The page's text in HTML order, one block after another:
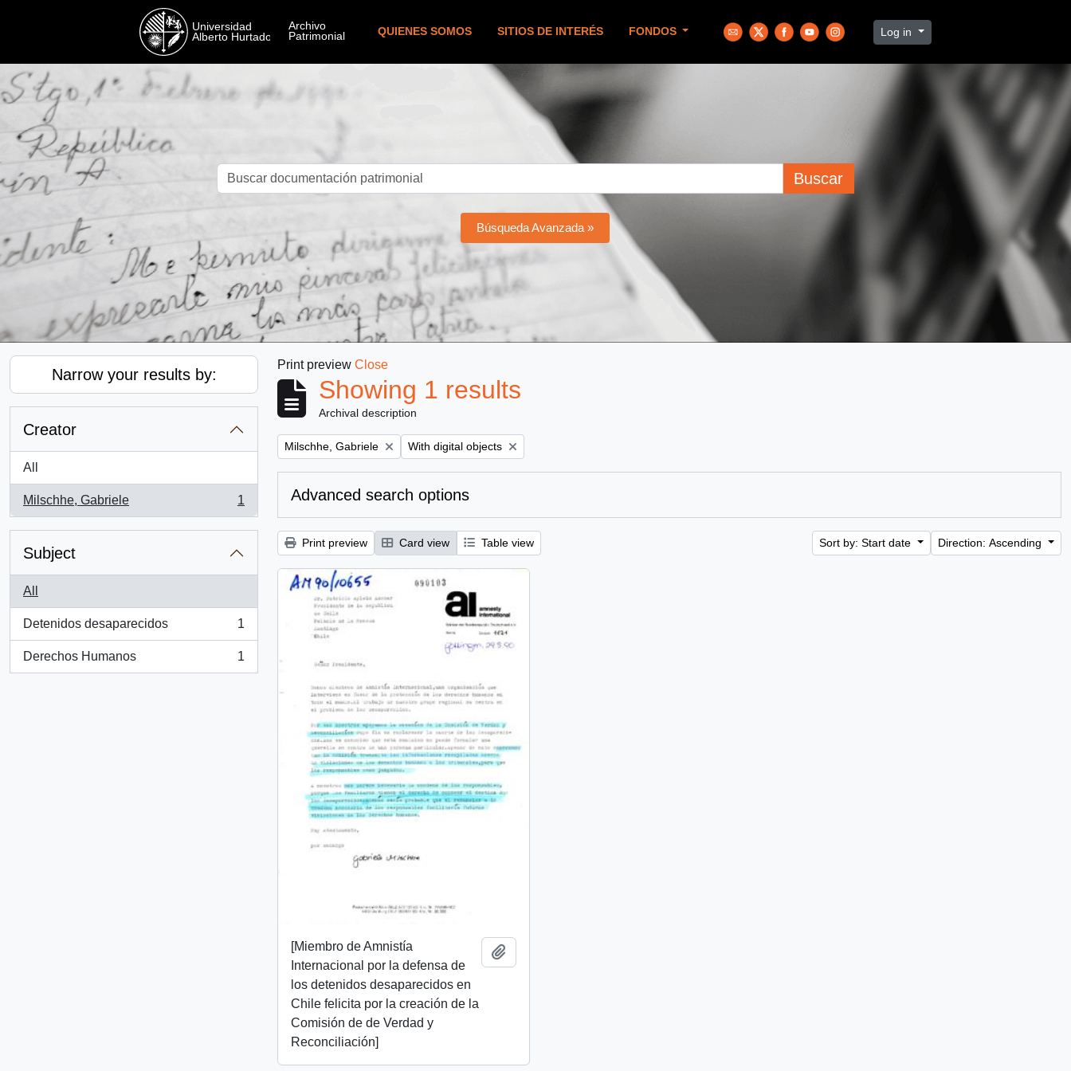
QUIENES SOMOS SITIOS DE INTERÉS FONDOS Log in
Buscar
Búsqueda Avanzada »
Narrow your results by:
Creator
All
Milschhe, Gabriele
, 1 results
1
Subject
All
Detenidos desaparecidos
, 1 results
1
Derechos Humanos
, 1 results
1
Print preview Close
Showing 1 results
Archival description
Remove filter:
Milschhe, Gabriele Remove filter:
With digital objects
Advanced search options
Print preview Card view Table view Sort by: Start date Direction: Ascending
[Miembro de Amnistía
Internacional por la defensa de
los detenidos desaparecidos en
Chile felicita por la creación de la
Comisión de de Verdad y
Reconciliación]